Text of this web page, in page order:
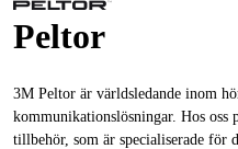
Deutschland
Garage & verkstad
Arbetskläder & skydd
Peltor
3M Peltor är världsledande inom
kommunikationslösningar. Hos oss
tillbehör, som är specialiserade för